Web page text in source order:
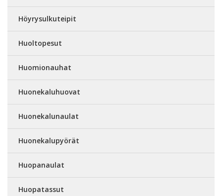
Höyrysulkuteipit
Huoltopesut
Huomionauhat
Huonekaluhuovat
Huonekalunaulat
Huonekalupyörät
Huopanaulat
Huopatassut